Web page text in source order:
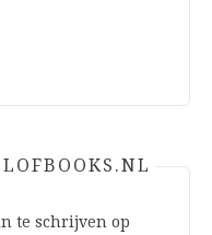
te schrijven op